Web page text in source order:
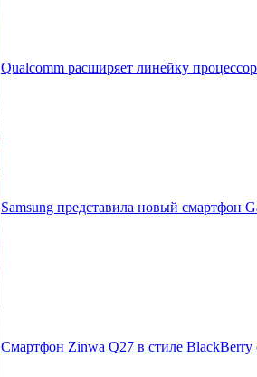
Qualcomm расширяет линейку
Samsung представила новый смартфон
Смартфон Zinwa Q27 в стиле BlackBerry